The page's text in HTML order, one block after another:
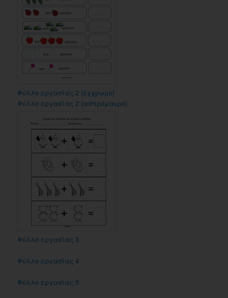
Φύλλο εργασίας 2 (έγχρωμο)
Φύλλο εργασίας 2 (ασπρόμαυρο)
Φύλλο εργασίας 3
Φύλλο εργασίας 4
Φύλλο εργασίας 5